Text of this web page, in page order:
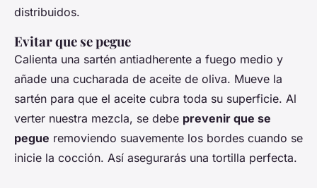
distribuidos.
Evitar que se pegue
Calienta una sartén antiadherente a fuego medio y
añade una cucharada de aceite de oliva. Mueve la
sartén para que el aceite cubra toda su superficie. Al
verter nuestra mezcla, se debe prevenir que se
pegue removiendo suavemente los bordes cuando se
inicie la cocción. Así asegurarás una tortilla perfecta.